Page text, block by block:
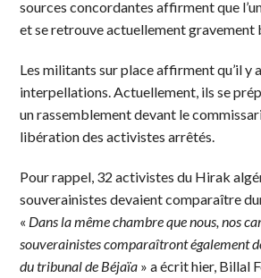
sources concordantes affirment que
et se retrouve actuellement gravement
Les militants sur place affirment qu’il y
interpellations. Actuellement, ils se
un rassemblement devant le
libération des activistes arrêtés.
Pour rappel, 32 activistes du Hirak
souverainistes devaient comparaître
« Dans la même chambre que nous, nos
souverainistes comparaîtront également
du tribunal de Béjaïa » a écrit hier, Billal